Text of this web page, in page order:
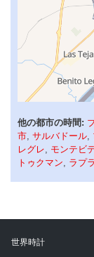
他の都市の時間:
市, サルバドール,
レグレ, モンテビ
トゥクマン, ラプ
世界時計